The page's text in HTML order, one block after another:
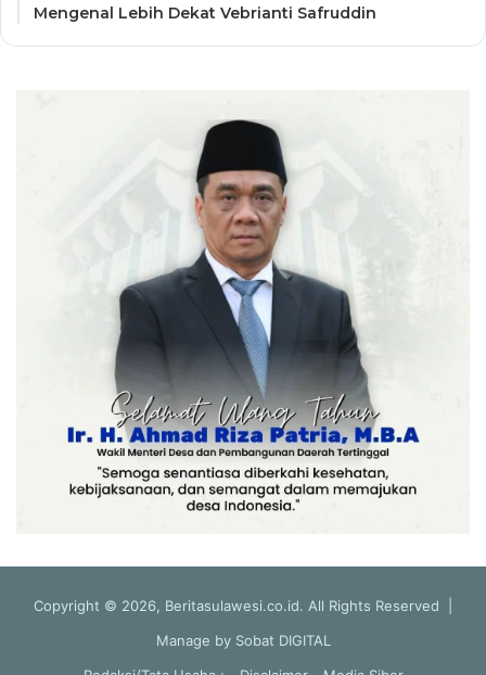
Mengenal Lebih Dekat Vebrianti Safruddin
Copyright © 2026, Beritasulawesi.co.id. All Rights Reserved |
Manage by Sobat DIGITAL